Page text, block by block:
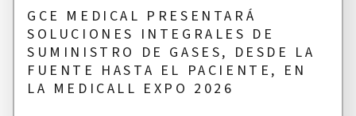
GCE MEDICAL PRESENTARÁ
SOLUCIONES INTEGRALES DE
SUMINISTRO DE GASES, DESDE LA
FUENTE HASTA EL PACIENTE, EN
LA MEDICALL EXPO 2026